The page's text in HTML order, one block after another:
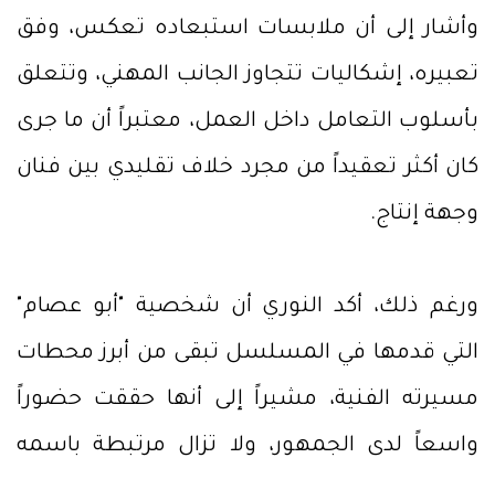
وأشار إلى أن ملابسات استبعاده تعكس، وفق
تعبيره، إشكاليات تتجاوز الجانب المهني، وتتعلق
بأسلوب التعامل داخل العمل، معتبراً أن ما جرى
كان أكثر تعقيداً من مجرد خلاف تقليدي بين فنان
وجهة إنتاج.
ورغم ذلك، أكد النوري أن شخصية "أبو عصام"
التي قدمها في المسلسل تبقى من أبرز محطات
مسيرته الفنية، مشيراً إلى أنها حققت حضوراً
واسعاً لدى الجمهور، ولا تزال مرتبطة باسمه